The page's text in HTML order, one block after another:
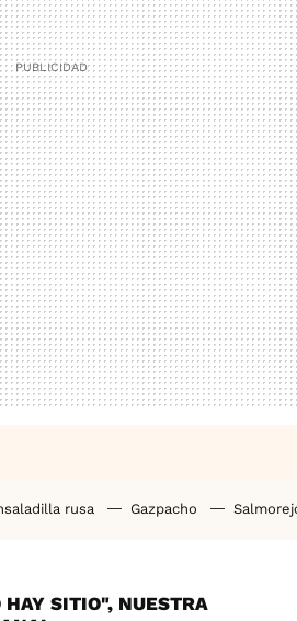
rusa Gazpacho
HAY SITIO", NUESTRA